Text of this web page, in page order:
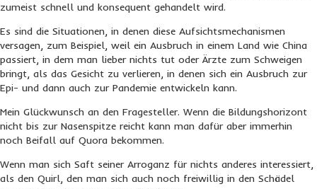
zumeist schnell und konsequent gehandelt wird.
Es sind die Situationen, in denen diese Aufsichtsmechanismen
versagen, zum Beispiel, weil ein Ausbruch in einem Land wie China
passiert, in dem man lieber nichts tut oder Ärzte zum Schweigen
bringt, als das Gesicht zu verlieren, in denen sich ein Ausbruch zur
Epi- und dann auch zur Pandemie entwickeln kann.
Mein Glückwunsch an den Fragesteller. Wenn die Bildungshorizont
nicht bis zur Nasenspitze reicht kann man dafür aber immerhin
noch Beifall auf Quora bekommen.
Wenn man sich Saft seiner Arroganz für nichts anderes interessiert,
als den Quirl, den man sich auch noch freiwillig in den Schädel